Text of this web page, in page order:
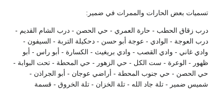
تسميات بعض الحارات والممرات في ضمير:
درب زقاق الحطب - حارة العمري - حي الحصن - درب الشام القديم -
درب العوجة - الوادي - عوجة أبو حسن - دحكيلة التربة - السيفون -
وادي غاني - وادي القصب - وادي بريغيث - الكسارة - أبو راس - أبو
ظهور - الوعرة - ست الكل - حي الزهور - حي المحطة - تحت البوابة -
حي الحصن - حي جنوب المحطة - أراضي عوجان - أبو الجراذن -
شميس ضمير - تلة جاد الله - تلة الخزان - تلة الخروق - قسمة